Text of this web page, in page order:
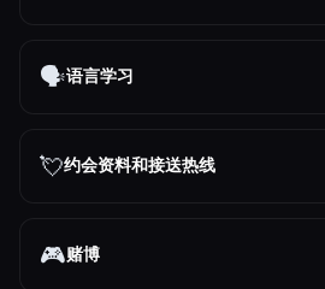
🗣️语言学习
💘约会资料和接送热线
🎮赌博